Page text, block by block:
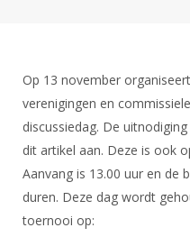
Forums
Maandelijks archief
Evenement
Website
Reglementen
Ledencijfers
Organisatie
Recreatiesport
Veteranen
Lichtzwaardschermen
Wedstrijdsport
Ranglijsten
Nieuws
Oranje
DBT
Voor de jeugd
Spreekbeurtpakket
Ouders en vereniging
Jeugdkampen
Brassardsysteem
Schermforum
Nieuws
Zoek Vereniging
Contact
NK organiseren
Op 13 november
verenigingen en
discussiedag. De
dit artikel aan. Deze is ook
Aanvang is 13.00 uur en de
duren. Deze dag wordt
toernooi op: